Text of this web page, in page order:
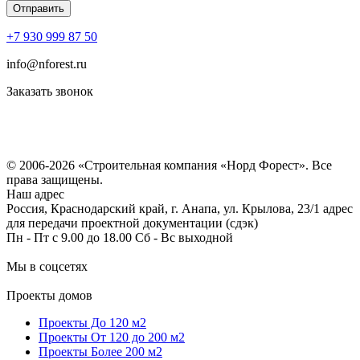
+7 930 999 87 50
info@nforest.ru
Заказать звонок
© 2006-2026 «Строительная компания «Норд Форест». Все
права защищены.
Наш адрес
Россия, Краснодарский край, г. Анапа, ул. Крылова, 23/1 адрес
для передачи проектной документации (сдэк)
Пн - Пт с 9.00 до 18.00 Сб - Вс выходной
Мы в соцсетях
Проекты домов
Проекты До 120 м2
Проекты От 120 до 200 м2
Проекты Более 200 м2